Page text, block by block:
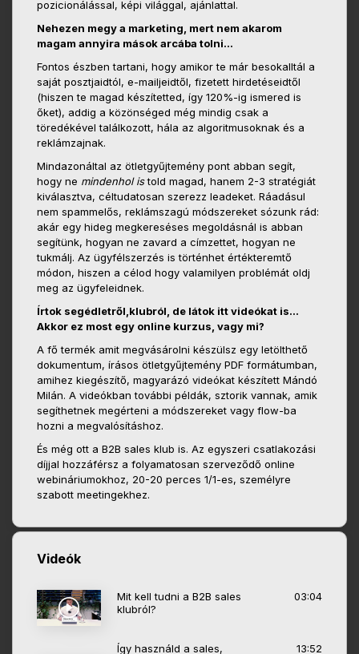
pozicionálással, képi világgal, ajánlattal.
Nehezen megy a marketing, mert nem akarom
magam annyira mások arcába tolni…
Fontos észben tartani, hogy amikor te már besokalltál a
saját posztjaidtól, e-mailjeidtől, fizetett hirdetéseidtől
(hiszen te magad készítetted, így 120%-ig ismered is
őket), addig a közönséged még mindig csak a
töredékével találkozott, hála az algoritmusoknak és a
reklámzajnak.
Mindazonáltal az ötletgyűjtemény pont abban segít,
hogy ne mindenhol istold magad, hanem 2-3 stratégiát
kiválasztva, céltudatosan szerezz leadeket. Ráadásul
nem spammelős, reklámszagú módszereket sózunk rád:
akár egy hideg megkereséses megoldásnál is abban
segítünk, hogyan ne zavard a címzettet, hogyan ne
tukmálj. Az ügyfélszerzés is történhet értékteremtő
módon, hiszen a célod hogy valamilyen problémát oldj
meg az ügyfeleidnek.
Írtok segédletről,klubról, de látok itt videókat is...
Akkor ez most egy online kurzus, vagy mi?
A fő termék amit megvásárolni készülsz egy letölthető
dokumentum, írásos ötletgyűjtemény PDF formátumban,
amihez kiegészítő, magyarázó videókat készített Mándó
Milán. A videókban további példák, sztorik vannak, amik
segíthetnek megérteni a módszereket vagy flow-ba
hozni a megvalósításhoz.
És még ott a B2B sales klub is. Az egyszeri csatlakozási
díjjal hozzáférsz a folyamatosan szerveződő online
webináriumokhoz, 20-20 perces 1/1-es, személyre
szabott meetingekhez.
Videók
Mit kell tudni a B2B sales
klubról?
03:04
Így használd a sales, 13:52